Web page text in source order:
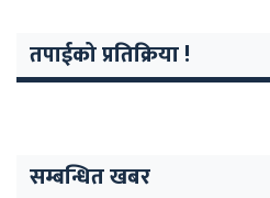
तपाईको प्रतिक्रिया !
सम्बन्धित खबर